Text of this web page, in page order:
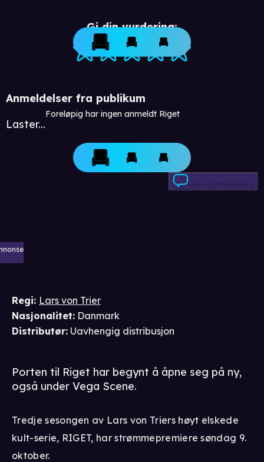
Gi din vurdering:
Anmeldelser fra publikum
Laster...
Foreløpig har ingen anmeldt Riget
Skriv anmeldelse
Regi: Lars von Trier
Nasjonalitet: Danmark
Distributør: Uavhengig distribusjon
Porten til Riget har begynt å åpne seg på ny,
også under Vega Scene.
Tredje sesongen av Lars von Triers høyt elskede
kult-serie, RIGET, har strømmepremiere søndag 9.
oktober.